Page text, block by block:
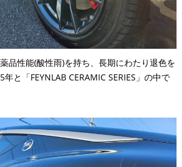
品性能(酸性雨)を持ち、長期にわたり退色を
と「FEYNLAB CERAMIC SERIES」の中で